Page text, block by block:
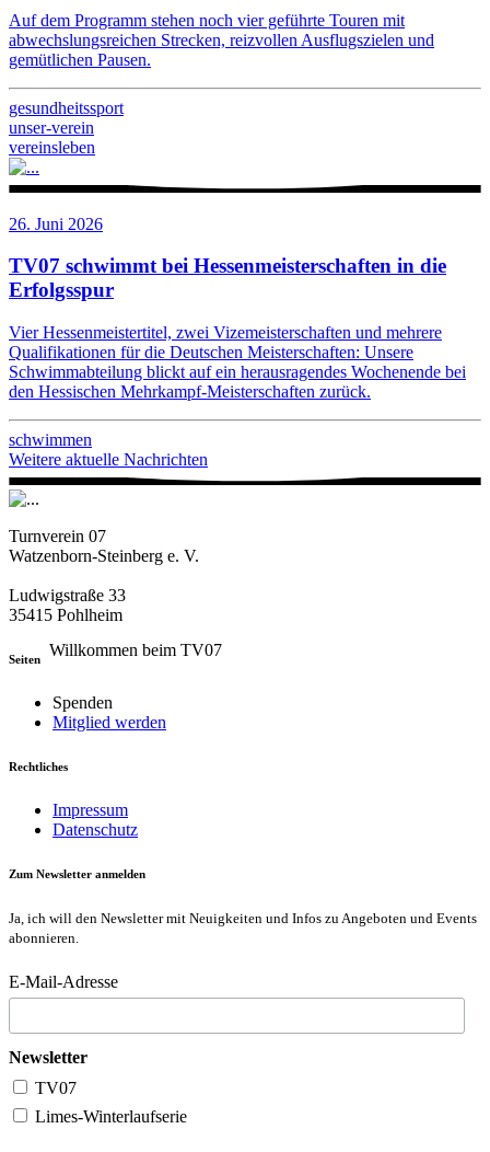
Willkommen beim TV07
Auf dem Programm stehen noch vier geführte Touren mit
abwechslungsreichen Strecken, reizvollen Ausflugszielen und
gemütlichen Pausen.
gesundheitssport
unser-verein
vereinsleben
26. Juni 2026
TV07 schwimmt bei Hessenmeisterschaften in die
Erfolgsspur
Vier Hessenmeistertitel, zwei Vizemeisterschaften und mehrere
Qualifikationen für die Deutschen Meisterschaften: Unsere
Schwimmabteilung blickt auf ein herausragendes Wochenende bei
den Hessischen Mehrkampf-Meisterschaften zurück.
schwimmen
Weitere aktuelle Nachrichten
Turnverein 07
Watzenborn-Steinberg e. V.
Ludwigstraße 33
35415 Pohlheim
Seiten
Spenden
Mitglied werden
Rechtliches
Impressum
Datenschutz
Zum Newsletter anmelden
Ja, ich will den Newsletter mit Neuigkeiten und Infos zu Angeboten und Events
abonnieren.
E-Mail-Adresse
Newsletter
TV07
Limes-Winterlaufserie